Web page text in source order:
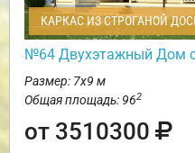
КАРКАС ИЗ СТРОГАНОЙ
№64 Двухэтажный Дом с
Размер: 7х9 м
Общая площадь: 962
от 3510300